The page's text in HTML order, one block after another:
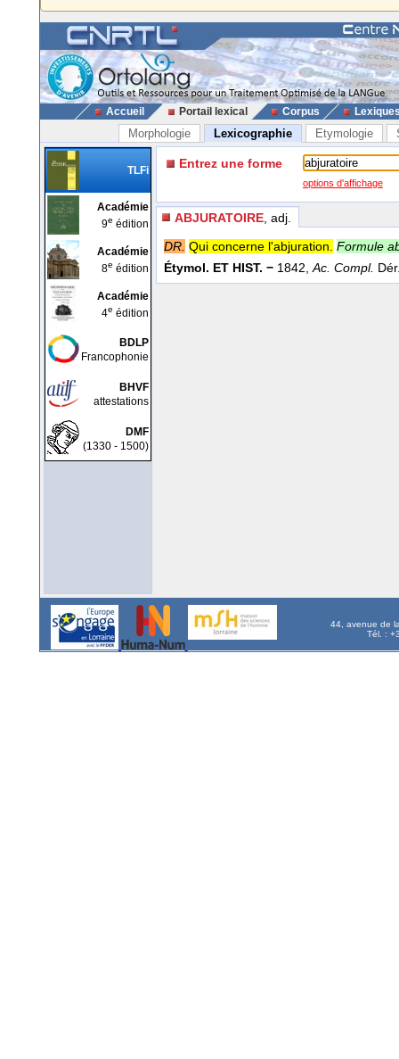
Accueil Portail lexical Corpus
Morphologie Lexicographie Etymologie
TLFi
Académie
9e édition
Académie
8e édition
Académie
4e édition
BDLP
Francophonie
BHVF
attestations
DMF
(1330 - 1500)
Entrez une forme
options d'affichage
ABJURATOIRE , adj.
DR. Qui concerne l'abjuration. Formule
Étymol. ET HIST. − 1842,Ac. Compl.
44, avenue de
Tél. :